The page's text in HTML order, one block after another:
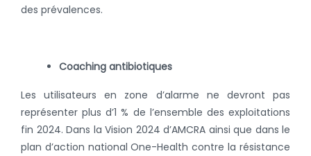
des prévalences.
Coaching antibiotiques
Les utilisateurs en zone d’alarme ne devront pas
représenter plus d’1 % de l’ensemble des exploitations
fin 2024. Dans la Vision 2024 d’AMCRA ainsi que dans le
plan d’action national One-Health contre la résistance